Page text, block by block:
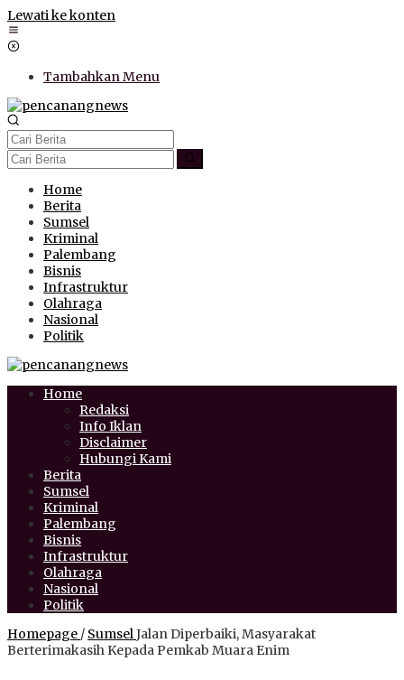
Lewati ke konten
Tambahkan Menu
Home
Berita
Sumsel
Kriminal
Palembang
Bisnis
Infrastruktur
Olahraga
Nasional
Politik
Home
Redaksi
Info Iklan
Disclaimer
Hubungi Kami
Berita
Sumsel
Kriminal
Palembang
Bisnis
Infrastruktur
Olahraga
Nasional
Politik
Homepage / SumselJalan Diperbaiki, Masyarakat
Berterimakasih Kepada Pemkab Muara Enim